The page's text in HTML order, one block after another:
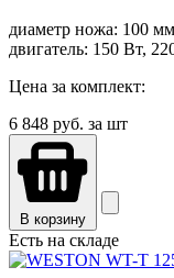
диаметр ножа: 100
двигатель: 150 Вт,
Цена за комплект:
6 848 руб. за шт
В корзину
Есть на складе